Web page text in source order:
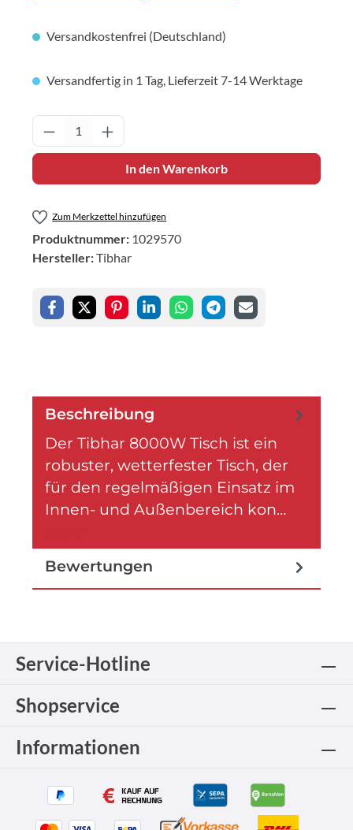
Versandkostenfrei (Deutschland)
Versandfertig in 1 Tag, Lieferzeit 7-14 Werktage
Produkt Anzahl: Gib den gewünschten
In den Warenkorb
Zum Merkzettel hinzufügen
Produktnummer: 1029570
Hersteller:Tibhar
Beschreibung
Der Tibhar 8000W Tisch ist ein
robuster, wetterfester Tisch, der
für den regelmäßigen Einsatz im
Innen- und Außenbereich kon…
Bewertungen
Service-Hotline
Shopservice
Informationen